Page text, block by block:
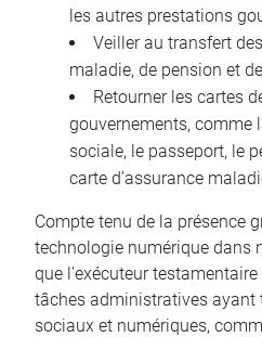
les autres prestations
Veiller au transfert
maladie, de pension et
Retourner les cartes
gouvernements, comme
sociale, le passeport, le
carte d’assurance
Compte tenu de la présence
technologie numérique dans
que l’exécuteur
tâches administratives ayant
sociaux et numériques,